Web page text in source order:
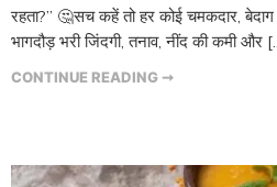
रहता?” 🤔सच कहें तो हर कोई चमकदार,
भागदौड़ भरी जिंदगी, तनाव, नींद की कमी और
CONTINUE READING ➞